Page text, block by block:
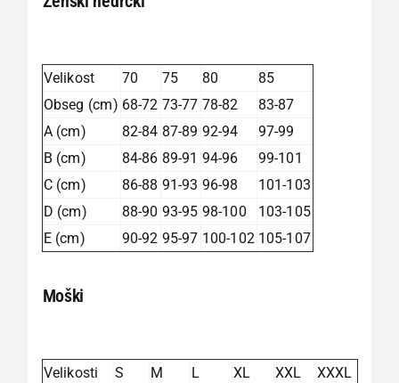
Velikost 70 75 80
85
Obseg (cm) 68-72 73-77 78-82
83-87
A (cm)
82-84 87-89 92-94
97-99
B (cm)
84-86 89-91 94-96
99-101
C (cm)
86-88 91-93 96-98
101-103
D (cm)
88-90 93-95 98-100
103-105
E (cm)
90-92 95-97 100-102 105-107
Moški
Velikosti S M L XL XXL XXXL